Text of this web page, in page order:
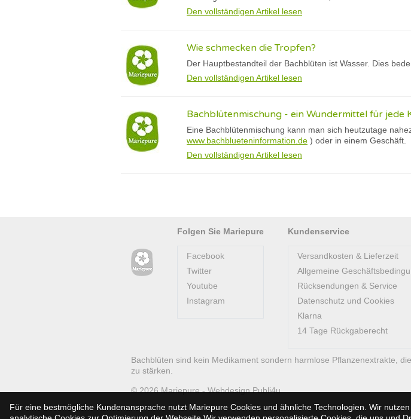
Den vollständigen Artikel lesen
Wie schmecken die Tropfen?
Der Hauptbestandteil der Bachblüten ist Wasser. Dies
Den vollständigen Artikel lesen
Bachblütenmischung - ein Wundermittel für jede
Eine Bachblütenmischung kann man sich heutzutage
www.bachblueteninformation.de ) oder in einem Geschäft.
Den vollständigen Artikel lesen
Folgen Sie Mariepure
Facebook
Twitter
Youtube
Instagram
Kundenservice
Versandkosten & Lieferzeit
Allgemeine
Rücksendungen & Service
Datenschutz und Cookies
Klarna
14 Tage Rückgaberecht
Bachblüten sind kein Medikament sondern harmlose Pflanzenextrakte,
zu stärken.
© 2026 Mariepure -WebdesignPubli4u
Für eine bestmögliche Kundenansprache nutzt Mariepure Cookies und ähnliche Technologien. Wir